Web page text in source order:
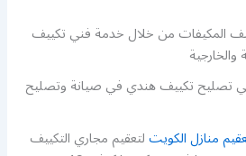
المكيفات من خلال خدمة فني تكييف
تصليح تكييف هندي في صيانة وتصليح
منازل الكويتلتعقيم مجاري التكييف